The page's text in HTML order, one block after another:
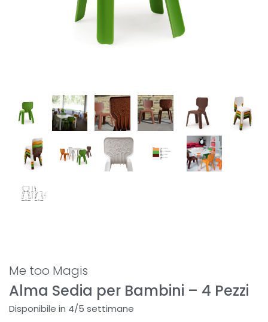
Me too Magis
Alma Sedia per Bambini – 4 Pezzi
Disponibile in 4/5 settimane